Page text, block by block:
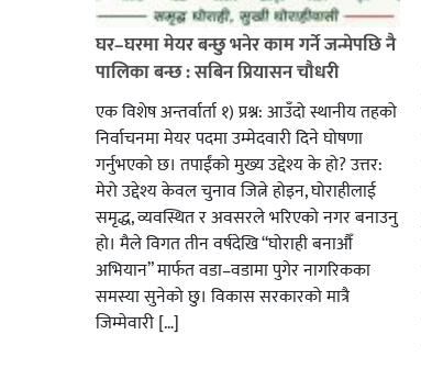
घर–घरमा मेयर बन्छु भनेर काम गर्ने जन्मेपछि नै
पालिका बन्छ : सबिन प्रियासन चौधरी
एक विशेष अन्तर्वार्ता १) प्रश्न: आउँदो स्थानीय तहको
निर्वाचनमा मेयर पदमा उम्मेदवारी दिने घोषणा
गर्नुभएको छ। तपाईंको मुख्य उद्देश्य के हो? उत्तर:
मेरो उद्देश्य केवल चुनाव जित्ने होइन, घोराहीलाई
समृद्ध, व्यवस्थित र अवसरले भरिएको नगर बनाउनु
हो। मैले विगत तीन वर्षदेखि “घोराही बनाऔँ
अभियान” मार्फत वडा–वडामा पुगेर नागरिकका
समस्या सुनेको छु। विकास सरकारको मात्रै
जिम्मेवारी […]